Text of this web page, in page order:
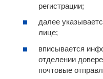
регистрации;
далее
лице;
вписывается
отделении
почтовые